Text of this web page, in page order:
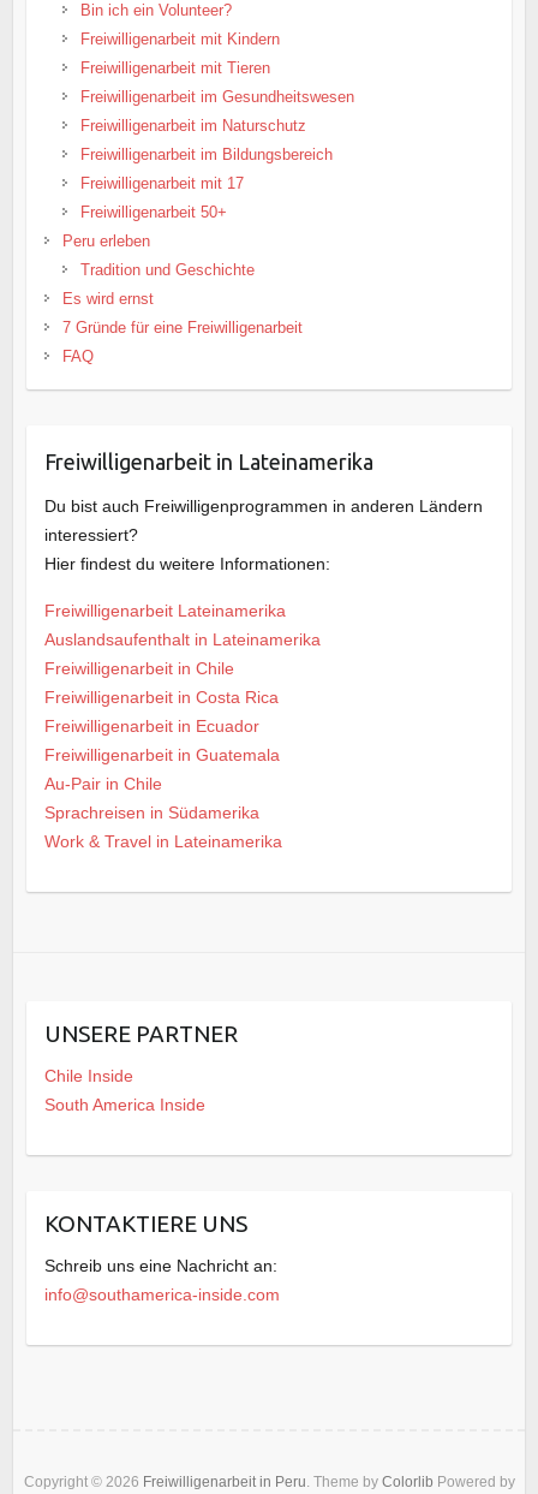
Bin ich ein Volunteer?
Freiwilligenarbeit mit Kindern
Freiwilligenarbeit mit Tieren
Freiwilligenarbeit im Gesundheitswesen
Freiwilligenarbeit im Naturschutz
Freiwilligenarbeit im Bildungsbereich
Freiwilligenarbeit mit 17
Freiwilligenarbeit 50+
Peru erleben
Tradition und Geschichte
Es wird ernst
7 Gründe für eine Freiwilligenarbeit
FAQ
Freiwilligenarbeit in Lateinamerika
Du bist auch Freiwilligenprogrammen in anderen Ländern
interessiert?
Hier findest du weitere Informationen:
Freiwilligenarbeit Lateinamerika
Auslandsaufenthalt in Lateinamerika
Freiwilligenarbeit in Chile
Freiwilligenarbeit in Costa Rica
Freiwilligenarbeit in Ecuador
Freiwilligenarbeit in Guatemala
Au-Pair in Chile
Sprachreisen in Südamerika
Work & Travel in Lateinamerika
UNSERE PARTNER
Chile Inside
South America Inside
KONTAKTIERE UNS
Schreib uns eine Nachricht an:
info@southamerica-inside.com
Copyright © 2026 Freiwilligenarbeit in Peru. Theme by Colorlib Powered by